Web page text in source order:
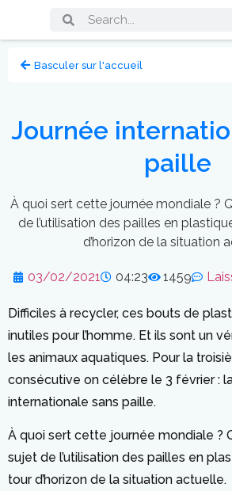
Basculer sur l'accueil
Journée
paille
À quoi sert cette journée mondiale ?
de l’utilisation des pailles en
d’horizon de la situation
03/02/2021 04:23 1459
Difficiles à recycler, ces bouts de
inutiles pour l’homme. Et ils sont un
les animaux aquatiques. Pour la
consécutive on célèbre le 3 février :
internationale sans paille.
À quoi sert cette journée mondiale ?
sujet de l’utilisation des pailles en
tour d’horizon de la situation actuelle.